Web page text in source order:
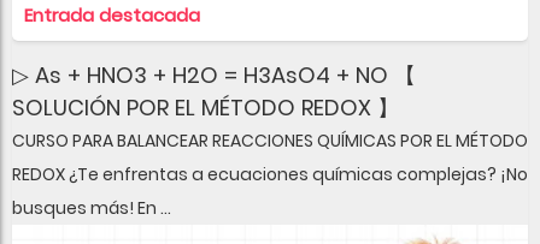
Entrada destacada
▷ As + HNO3 + H2O = H3AsO4 + NO 【
SOLUCIÓN POR EL MÉTODO REDOX 】
CURSO PARA BALANCEAR REACCIONES QUÍMICAS POR EL MÉTODO
REDOX ¿Te enfrentas a ecuaciones químicas complejas? ¡No
busques más! En ...